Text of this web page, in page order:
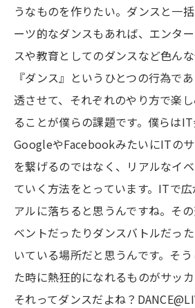
うなものを作りたい。ダンスと一
ーツ的なダンスもあれば、エンタ
スや教育としてのダンスなど色ん
『ダンス』というひとつの行為で
透させて、それぞれのやり方で楽
ることが僕らの課題です。僕らはIT
GoogleやFacebookみたいにITの
を繋げるのではなく、リアルなイ
ていく方法をとっています。ITで
アルに落ちると思うんですね。そ
ベントだったりダンスバトルだっ
いている場所だと思うんです。そ
た時に熱狂的になれるものがサッ
それってダンスだよね？